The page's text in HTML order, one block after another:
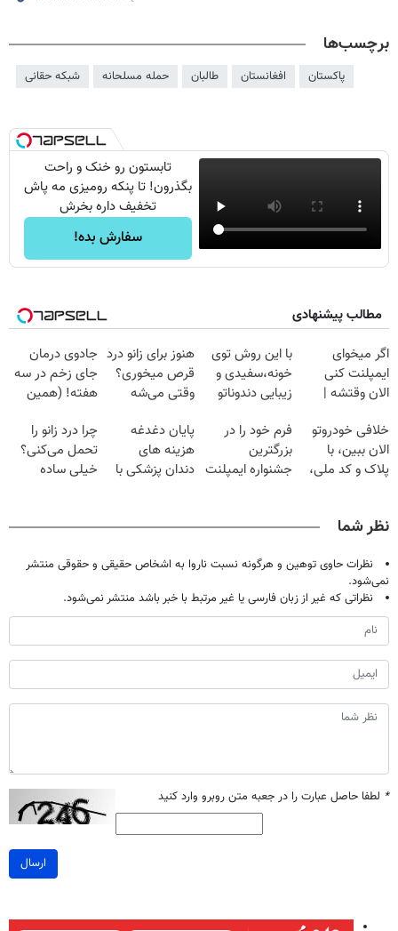
برچسب‌ها
پاکستان افغانستان طالبان حمله مسلحانه شبکه حقانی
تابستون رو خنک و راحت
بگذرون! تا پنکه رومیزی مه پاش
تخفیف داره بخرش
سفارش بده!
مطالب پیشنهادی
اگر میخوای
ایمپلنت کنی
الان وقتشه |
میلیون تومان!!!
با این روش توی
خونه،سفیدی و
زیبایی دندوناتو
(40%off)
هنوز برای زانو درد
قرص میخوری؟
وقتی می‌شه
درمانش کرد؟؟؟؟
جادوی درمان
جای زخم در سه
هفته! (همین
صحبت کنید)
خلافی خودروتو
الان ببین، با
پلاک و کد ملی،
فرم خود را در
بزرگترین
جشنواره ایمپلنت
پایان دغدغه
هزینه های
دندان پزشکی با
چرا درد زانو را
تحمل می‌کنی؟
خیلی ساده
نظر شما
نظرات حاوی توهین و هرگونه نسبت ناروا به اشخاص حقیقی و حقوقی منتشر
نمی‌شود.
نظراتی که غیر از زبان فارسی یا غیر مرتبط با خبر باشد منتشر نمی‌شود.
* لطفا حاصل عبارت را در جعبه متن روبرو وارد کنید
ارسال